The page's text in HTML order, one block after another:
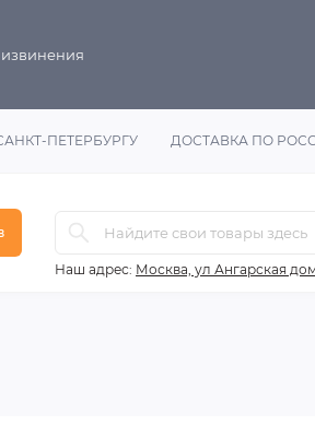
ПЕТЕРБУРГУ ДОСТАВКА ПО
Наш адрес: Москва, ул Ангарская